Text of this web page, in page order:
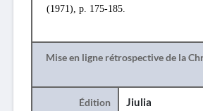
(1971), p. 175-185.
Mise en ligne rétrospective de la
Édition
Jiulia